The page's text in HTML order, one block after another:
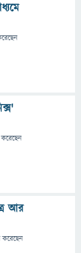
করেছেন
আর
করেছেন